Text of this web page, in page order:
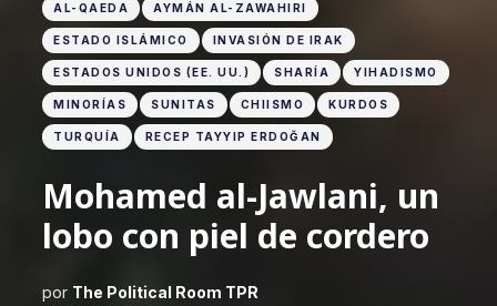
AL-QAEDA AYMÁN AL-ZAWAHIRI
ESTADO ISLÁMICO INVASIÓN DE IRAK
ESTADOS UNIDOS (EE. UU.) SHARÍA YIHADISMO
MINORÍAS SUNITAS CHIISMO KURDOS
TURQUÍA RECEP TAYYIP ERDOĞAN
Mohamed al-Jawlani, un
lobo con piel de cordero
por The Political Room TPR